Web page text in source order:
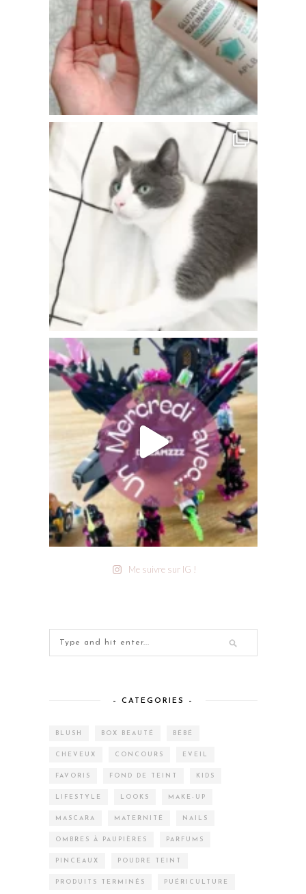
Me suivre sur IG !
– CATEGORIES –
BLUSH BOX BEAUTÉ BÉBÉ
CHEVEUX CONCOURS EVEIL
FAVORIS FOND DE TEINT KIDS
LIFESTYLE LOOKS MAKE-UP
MASCARA MATERNITÉ NAILS
OMBRES À PAUPIÈRES PARFUMS
PINCEAUX POUDRE TEINT
PRODUITS TERMINÉS PUÉRICULTURE